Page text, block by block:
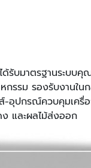
ด้รับมาตรฐานระบ
รรม รองรับงานใน
อุปกรณ์ควบคุมเครื่
และผลไม้ส่งออก